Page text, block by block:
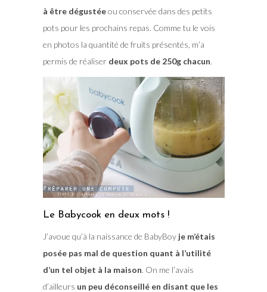
à être dégustéeou conservée dans des petits
pots pour les prochains repas. Comme tu le vois
en photos la quantité de fruits présentés, m’a
permis de réaliser deux pots de 250g chacun.
Le Babycook en deux mots !
J’avoue qu’à la naissance de BabyBoyje m’étais
posée pas mal de question quant à l’utilité
d’un tel objet à la maison. On me l’avais
d’ailleurs un peu déconseillé en disant que les